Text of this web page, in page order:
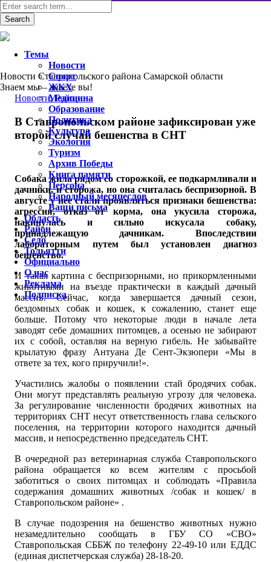
Новости Ставропольского района Самарской области
Знаем мы – знаете вы!
Новости,Район
В Ставропольском районе зафиксирован уже
второй случай бешенства в СНТ
Собака жила рядом со сторожкой, ее подкармливали и
дачники, и сторожа, но она считалась беспризорной. В
августе у нее стали проявляться признаки бешенства:
агрессия, отказ от корма, она укусила сторожа,
накинулась и сильно искусала собаку,
принадлежащую дачникам. Впоследствии
лабораторным путем был установлен диагноз
бешенство.
И такая картина с беспризорными, но прикормленными
животными на въезде практически в каждый дачный
массив. Сейчас, когда завершается дачный сезон,
бездомных собак и кошек, к сожалению, станет еще
больше. Потому что некоторые люди в начале лета
заводят себе домашних питомцев, а осенью не забирают
их с собой, оставляя на верную гибель. Не забывайте
крылатую фразу Антуана Де Сент-Экзюпери «Мы в
ответе за тех, кого приручили!».
Участились жалобы о появлении стай бродячих собак.
Они могут представлять реальную угрозу для человека.
За регулирование численности бродячих животных на
территориях СНТ несут ответственность глава сельского
поселения, на территории которого находится дачный
массив, и непосредственно председатель СНТ.
В очередной раз ветеринарная служба Ставропольского
района обращается ко всем жителям с просьбой
заботиться о своих питомцах и соблюдать «Правила
содержания домашних животных /собак и кошек/ в
Ставропольском районе» .
В случае подозрения на бешенство животных нужно
незамедлительно сообщать в ГБУ СО «СВО»
Ставропольская СББЖ по телефону 22-49-10 или ЕДДС
(единая диспетчерская служба) 28-18-20.
Темы
Новости
Спорт
ЖКХ
Медицина
Образование
Политика
Культура
Экология
Туризм
Архив Победы
Книга памяти
Персона
Народный месяцеслов
Ваши письма
Область
Район
Село
Тольятти
Официально
О нас
Реклама
Подписка